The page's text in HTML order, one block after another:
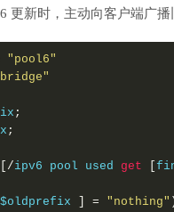
更新时，主动向客户端广
"pool6"
;
;
[/ipv6 pool used get
$oldprefix = "nothing"